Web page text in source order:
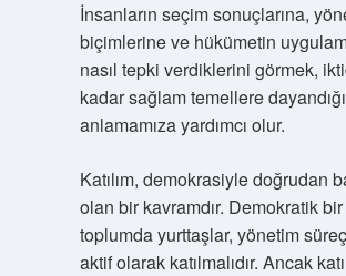
İnsanların seçim sonuçlarına,
biçimlerine ve hükümetin
nasıl tepki verdiklerini görmek,
kadar sağlam temellere
anlamamıza yardımcı olur.
Katılım, demokrasiyle doğrudan
olan bir kavramdır. Demokratik bir
toplumda yurttaşlar, yönetim
aktif olarak katılmalıdır. Ancak